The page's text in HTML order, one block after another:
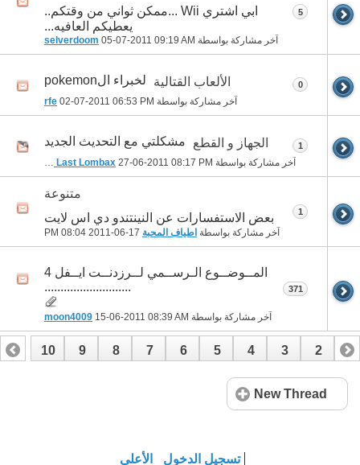
ابي اشتري Wii ...ممكن ثواني من وقتكم..
يعطيكم العافيه...
آخر مشاركة بواسطة selverdoom 05-07-2011 09:19 AM
5
الألعاب القتالية لخبراء الpokemon
آخر مشاركة بواسطة rfe 02-07-2011 06:53 PM
0
الجهاز و القطع مشكلتي مع التحديث الجديد
آخر مشاركة بواسطة The Last Lombax 27-06-2011 08:17 PM
1
متنوعة
بعض الاستفسارات عن النينتندو دي اس لايت
آخر مشاركة بواسطة اطياف المحبة 08:04 PM
1
المــوضــوع الـرســمي لــرزدنــت ايــفل 4
...........................
آخر مشاركة بواسطة moon4009 15-06-2011 08:39 AM
371
1
2
3
4
5
6
7
8
9
10
11
12
13
14
22
23
24
New Thread
تسجيل الدخول الأعلى